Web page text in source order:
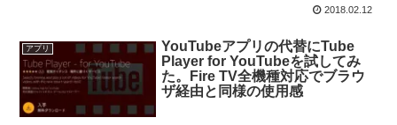
2018.02.12
アプリ
YouTubeアプリの代替にTube
Player for YouTubeを試してみ
た。Fire TV全機種対応でブラウ
ザ経由と同様の使用感